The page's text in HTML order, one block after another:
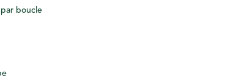
boucle